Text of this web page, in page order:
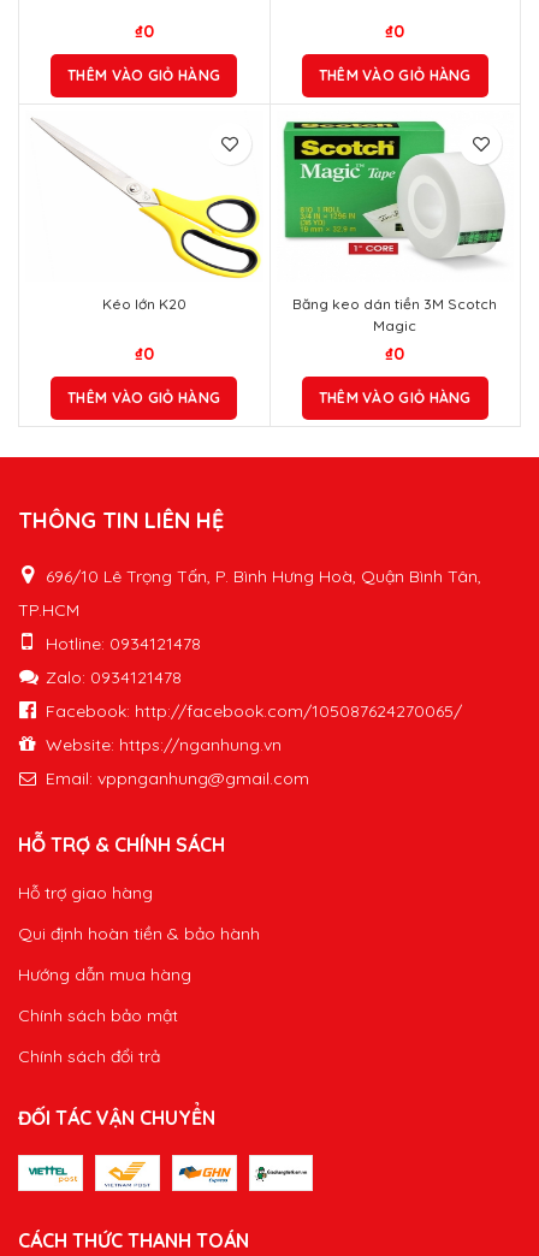
₫0
THÊM VÀO GIỎ HÀNG
₫0
THÊM VÀO GIỎ HÀNG
Kéo lớn K20
₫0
THÊM VÀO GIỎ HÀNG
Băng keo dán tiền 3M Scotch
Magic
₫0
THÊM VÀO GIỎ HÀNG
THÔNG TIN LIÊN HỆ
696/10 Lê Trọng Tấn, P. Bình Hưng Hoà, Quận Bình Tân,
TP.HCM
Hotline: 0934121478
Zalo: 0934121478
Facebook: http://facebook.com/105087624270065/
Website: https://nganhung.vn
Email: vppnganhung@gmail.com
HỖ TRỢ & CHÍNH SÁCH
Hỗ trợ giao hàng
Qui định hoàn tiền & bảo hành
Hướng dẫn mua hàng
Chính sách bảo mật
Chính sách đổi trả
ĐỐI TÁC VẬN CHUYỂN
CÁCH THỨC THANH TOÁN